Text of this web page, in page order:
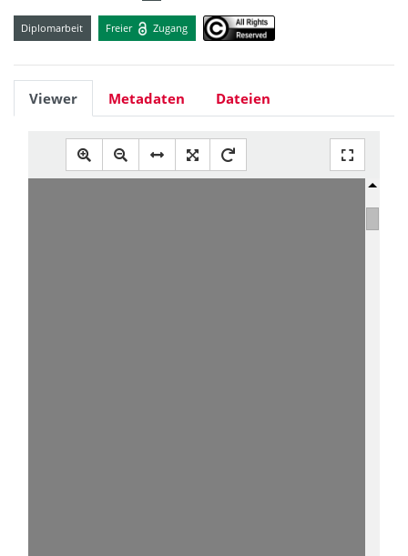
Diplomarbeit Freier Zugang
Viewer Metadaten Dateien